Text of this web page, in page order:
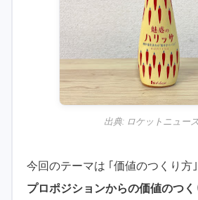
出典: ロケットニュー
今回のテーマは ｢価値のつくり方
プロポジションからの価値のつく